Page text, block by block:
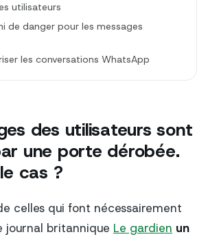
utilisateurs
de danger pour les messages
les conversations WhatsApp
des utilisateurs sont
une porte dérobée.
cas ?
celles qui font nécessairement
journal britannique Le gardien un